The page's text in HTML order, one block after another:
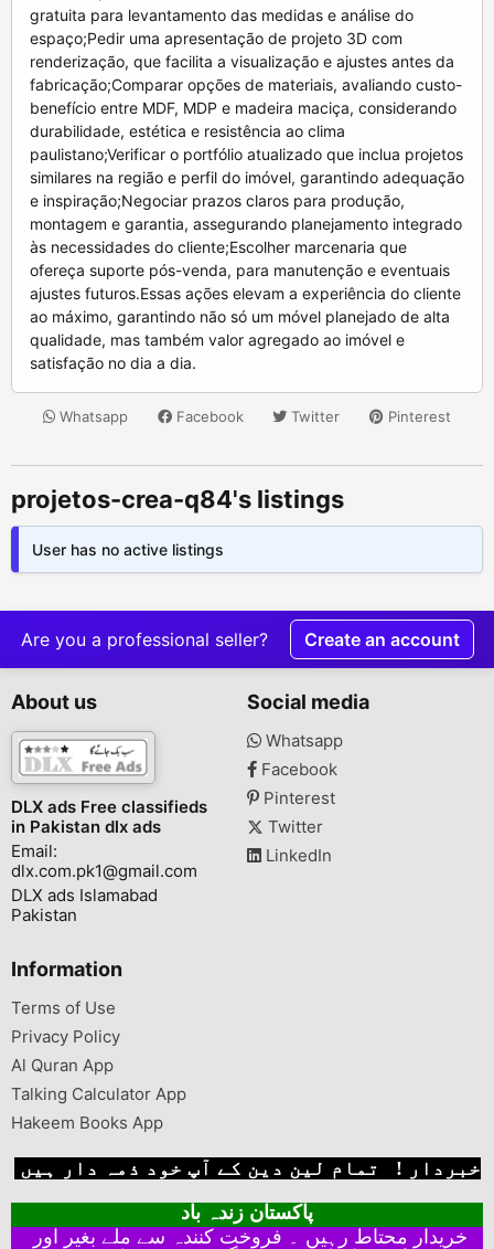
Whatsapp Facebook Twitter Pinterest
projetos-crea-q84's listings
User has no active listings
Are you a professional seller? Create an account
About us
DLX ads Free classifieds
in Pakistan dlx ads
Email:
dlx.com.pk1@gmail.com
DLX ads Islamabad
Pakistan
Social media
Whatsapp
Facebook
Pinterest
Twitter
LinkedIn
Information
Terms of Use
Privacy Policy
Al Quran App
Talking Calculator App
Hakeem Books App
خبردار ! تمام لین دین کے آپ خود ذمہ دار ہیں
پاکستان زندہ باد